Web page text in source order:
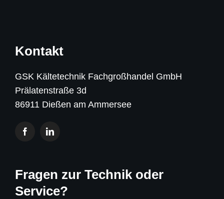
Kontakt
GSK Kältetechnik Fachgroßhandel GmbH
Prälatenstraße 3d
86911 Dießen am Ammersee
Fragen zur Technik oder
Service?